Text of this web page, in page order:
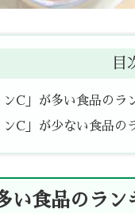
目
ンC」が多い食品のラ
ンC」が少ない食品の
い食品のラン